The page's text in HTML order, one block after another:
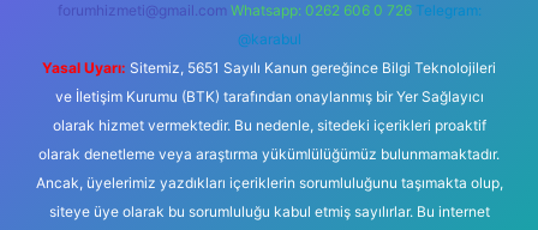
forumhizmeti@gmail.com Whatsapp: 0262 606 0 726 Telegram:
@karabul
Yasal Uyarı: Sitemiz, 5651 Sayılı Kanun gereğince Bilgi Teknolojileri
ve İletişim Kurumu (BTK) tarafından onaylanmış bir Yer Sağlayıcı
olarak hizmet vermektedir. Bu nedenle, sitedeki içerikleri proaktif
olarak denetleme veya araştırma yükümlülüğümüz bulunmamaktadır.
Ancak, üyelerimiz yazdıkları içeriklerin sorumluluğunu taşımakta olup,
siteye üye olarak bu sorumluluğu kabul etmiş sayılırlar. Bu internet